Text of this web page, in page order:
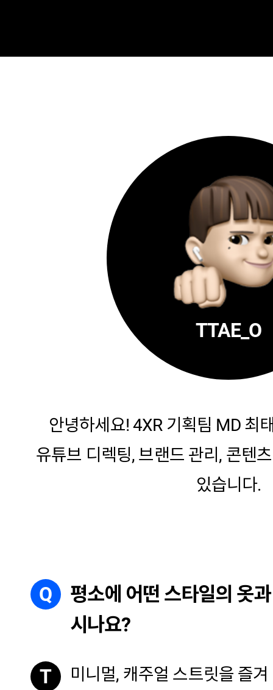
TTAE_O
안녕하세요! 4XR 기획팀 MD 최
유튜브 디렉팅, 브랜드 관리, 콘텐
있습니다.
Q
평소에 어떤 스타일의 옷
시나요?
T
미니멀, 캐주얼 스트릿을 즐